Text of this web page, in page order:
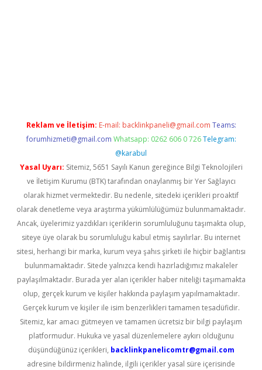
Reklam ve İletişim: E-mail: backlinkpaneli@gmail.com Teams:
forumhizmeti@gmail.com Whatsapp: 0262 606 0 726 Telegram:
@karabul
Yasal Uyarı: Sitemiz, 5651 Sayılı Kanun gereğince Bilgi Teknolojileri
ve İletişim Kurumu (BTK) tarafından onaylanmış bir Yer Sağlayıcı
olarak hizmet vermektedir. Bu nedenle, sitedeki içerikleri proaktif
olarak denetleme veya araştırma yükümlülüğümüz bulunmamaktadır.
Ancak, üyelerimiz yazdıkları içeriklerin sorumluluğunu taşımakta olup,
siteye üye olarak bu sorumluluğu kabul etmiş sayılırlar. Bu internet
sitesi, herhangi bir marka, kurum veya şahıs şirketi ile hiçbir bağlantısı
bulunmamaktadır. Sitede yalnızca kendi hazırladığımız makaleler
paylaşılmaktadır. Burada yer alan içerikler haber niteliği taşımamakta
olup, gerçek kurum ve kişiler hakkında paylaşım yapılmamaktadır.
Gerçek kurum ve kişiler ile isim benzerlikleri tamamen tesadüfidir.
Sitemiz, kar amacı gütmeyen ve tamamen ücretsiz bir bilgi paylaşım
platformudur. Hukuka ve yasal düzenlemelere aykırı olduğunu
düşündüğünüz içerikleri, backlinkpanelicomtr@gmail.com
adresine bildirmeniz halinde, ilgili içerikler yasal süre içerisinde